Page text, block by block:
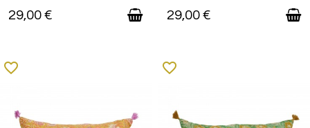
29,00 € 29,00 €
favorite_border favorite_border